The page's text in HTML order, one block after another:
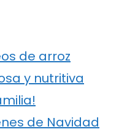
de arroz
y nutritiva
de Navidad